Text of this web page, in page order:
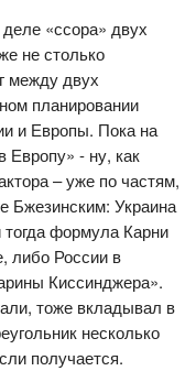
«ссора» двух
не столько
между двух
планировании
и Европы. Пока на
Европу» - ну, как
– уже по частям,
Бжезинским: Украина
формула Карни
либо России в
Киссинджера».
тоже вкладывал в
несколько
получается.